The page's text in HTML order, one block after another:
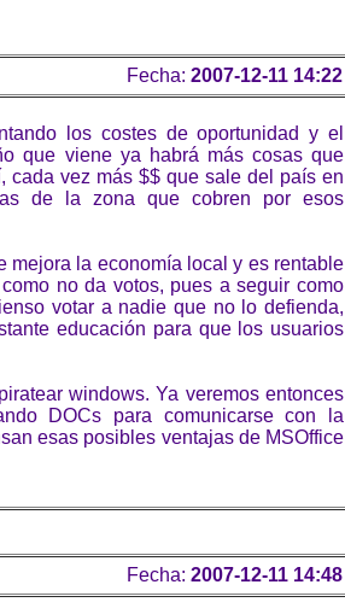
Fecha: 2007-12-11 14:22
los costes de oportunidad y el
que viene ya habrá más cosas que
cada vez más $$ que sale del país en
de la zona que cobren por esos
mejora la economía local y es rentable
no da votos, pues a seguir como
votar a nadie que no lo defienda,
educación para que los usuarios
windows. Ya veremos entonces
DOCs para comunicarse con la
esas posibles ventajas de MSOffice
Fecha: 2007-12-11 14:48